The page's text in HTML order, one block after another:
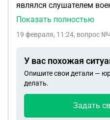
являлся слушателем
организации. В 2024
отпуске, находился в
лечения.
предоставляется, т.к.
учебного процесса. В
сих пор не прибыл, так
Показать полностью
19 февраля, 11:24, вопрос
У вас похожая
Опишите свои детали —
делать.
Задать